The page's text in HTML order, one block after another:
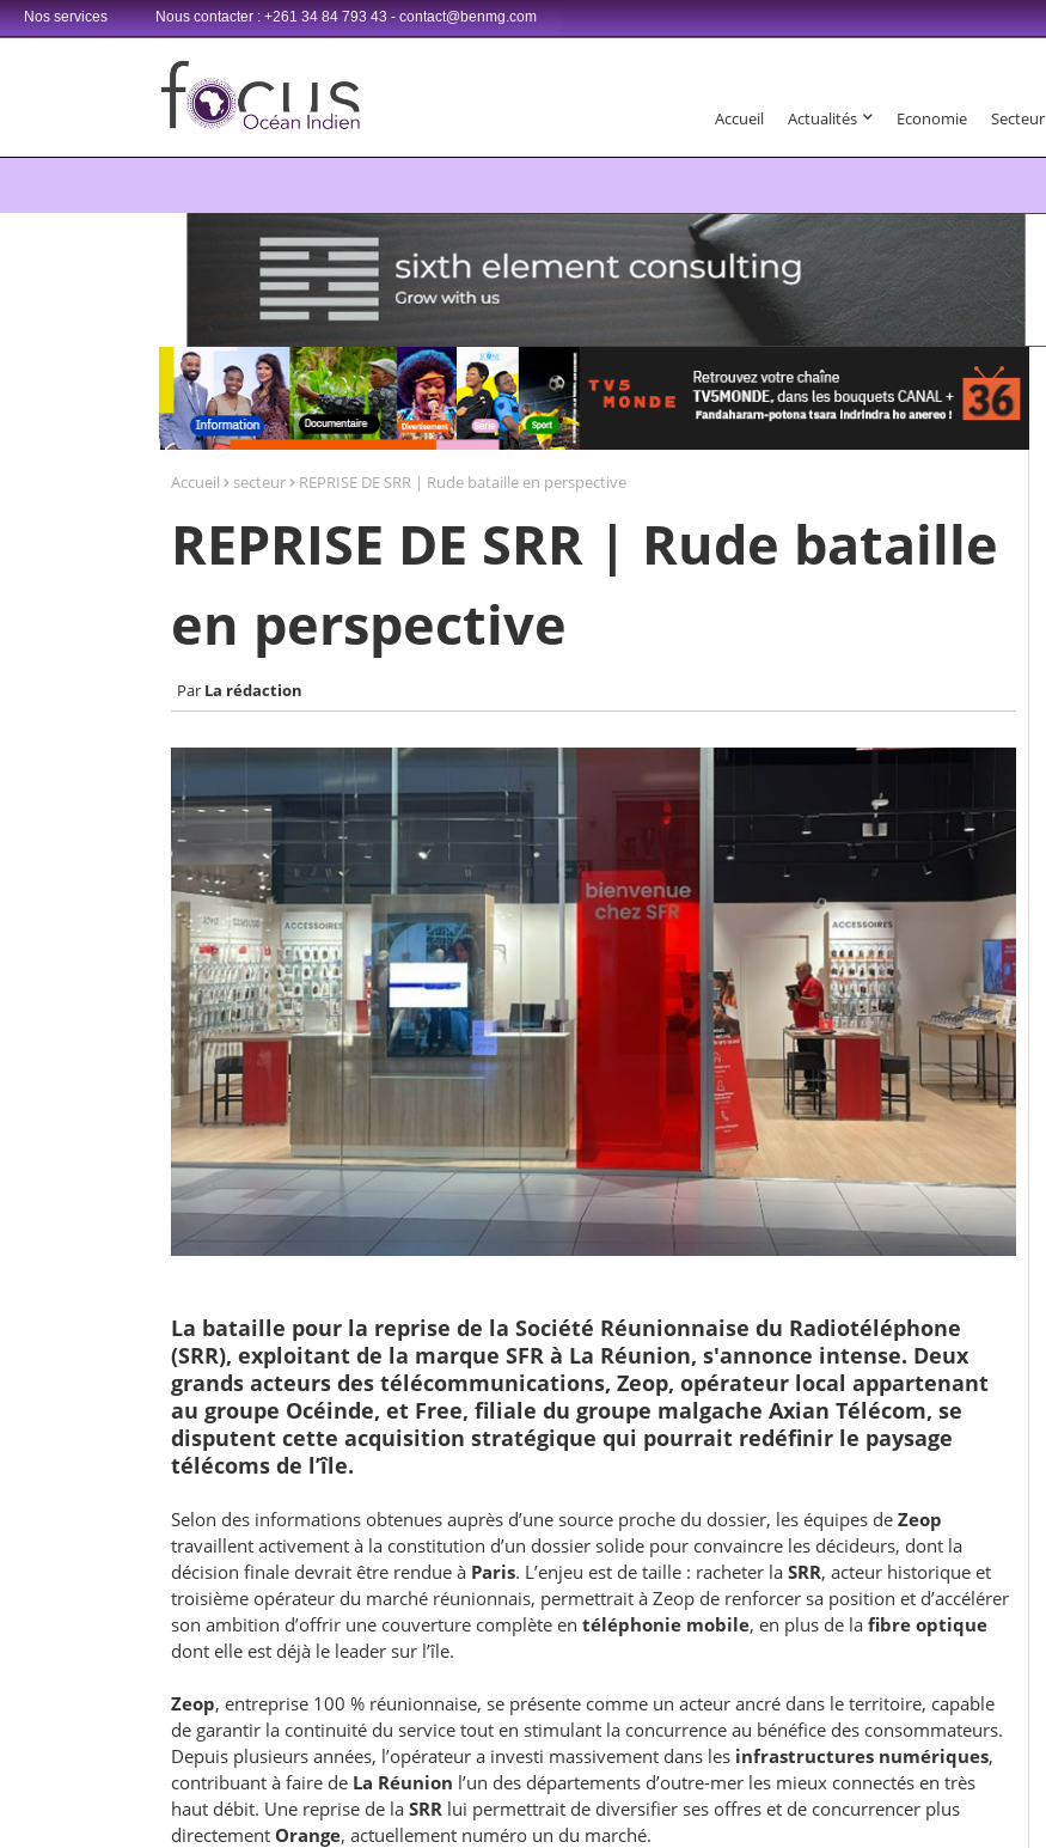
Nos services Nous contacter : +261 34 84 793 43 - contact@benmg.com
Accueil Actualités Economie Secteur
Retrouvez votre chaîne @TV5MONDE, dans les bouquets CANAL+ 36 . Fandaharam-potoana tsara indrindra ho anareo!
Accueil secteur REPRISE DE SRR | Rude bataille en perspective
REPRISE DE SRR | Rude bataille
en perspective
La rédaction
La bataille pour la reprise de la Société Réunionnaise du Radiotéléphone
(SRR), exploitant de la marque SFR à La Réunion, s'annonce intense. Deux
grands acteurs des télécommunications, Zeop, opérateur local appartenant
au groupe Océinde, et Free, filiale du groupe malgache Axian Télécom, se
disputent cette acquisition stratégique qui pourrait redéfinir le paysage
télécoms de l’île.
Selon des informations obtenues auprès d’une source proche du dossier, les équipes de Zeop
travaillent activement à la constitution d’un dossier solide pour convaincre les décideurs, dont la
décision finale devrait être rendue à Paris. L’enjeu est de taille : racheter la SRR, acteur historique et
troisième opérateur du marché réunionnais, permettrait à Zeop de renforcer sa position et d’accélérer
son ambition d’offrir une couverture complète en téléphonie mobile, en plus de la fibre optique
dont elle est déjà le leader sur l’île.
Zeop, entreprise 100 % réunionnaise, se présente comme un acteur ancré dans le territoire, capable
de garantir la continuité du service tout en stimulant la concurrence au bénéfice des consommateurs.
Depuis plusieurs années, l’opérateur a investi massivement dans les infrastructures numériques,
contribuant à faire de La Réunion l’un des départements d’outre-mer les mieux connectés en très
haut débit. Une reprise de la SRR lui permettrait de diversifier ses offres et de concurrencer plus
directement Orange, actuellement numéro un du marché.